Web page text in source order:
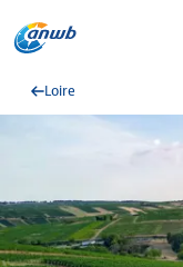
Loire